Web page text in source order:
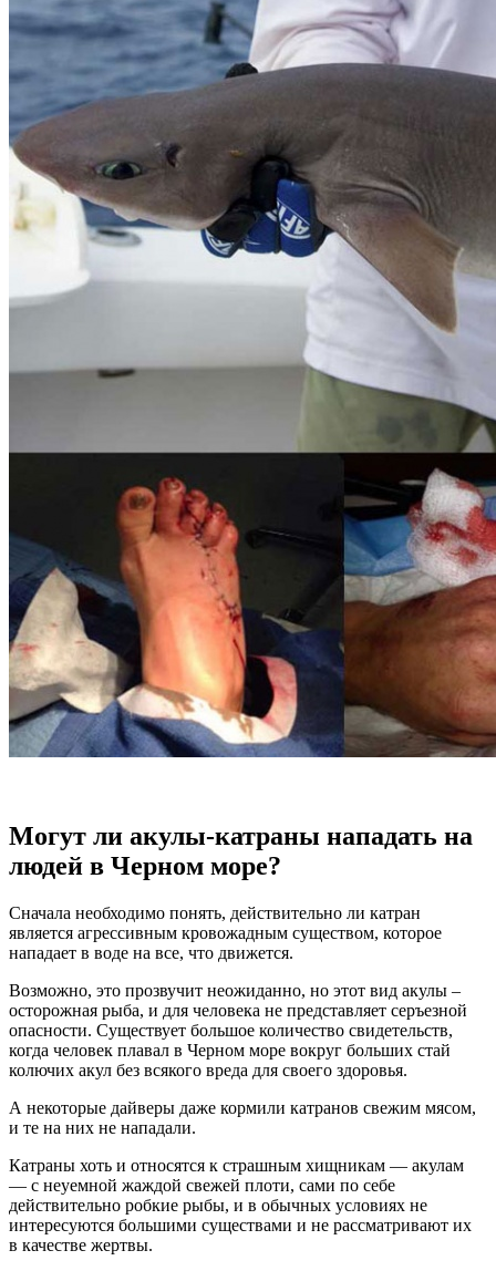
Могут ли акулы-катраны нападать на
людей в Черном море?
Сначала необходимо понять, действительно ли катран
является агрессивным кровожадным существом, которое
нападает в воде на все, что движется.
Возможно, это прозвучит неожиданно, но этот вид акулы –
осторожная рыба, и для человека не представляет серъезной
опасности. Существует большое количество свидетельств,
когда человек плавал в Черном море вокруг больших стай
колючих акул без всякого вреда для своего здоровья.
А некоторые дайверы даже кормили катранов свежим мясом,
и те на них не нападали.
Катраны хоть и относятся к страшным хищникам — акулам
— с неуемной жаждой свежей плоти, сами по себе
действительно робкие рыбы, и в обычных условиях не
интересуются большими существами и не рассматривают их
в качестве жертвы.